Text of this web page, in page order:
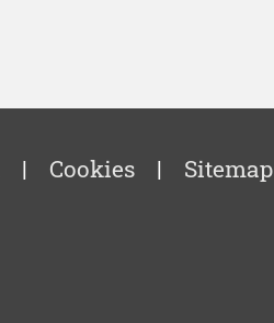
| Cookies | Sitemap